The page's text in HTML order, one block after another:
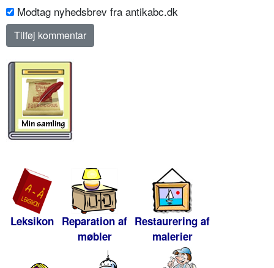
Modtag nyhedsbrev fra antikabc.dk
Leksikon Reparation af
møbler
Restaurering af
malerier